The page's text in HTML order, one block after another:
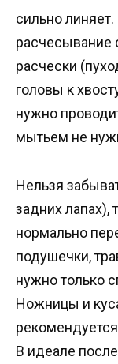
сильно
расчесывание
расчески
головы к
нужно
мытьем не
Нельзя
задних лапах),
нормально
подушечки,
нужно только
Ножницы и
В идеале